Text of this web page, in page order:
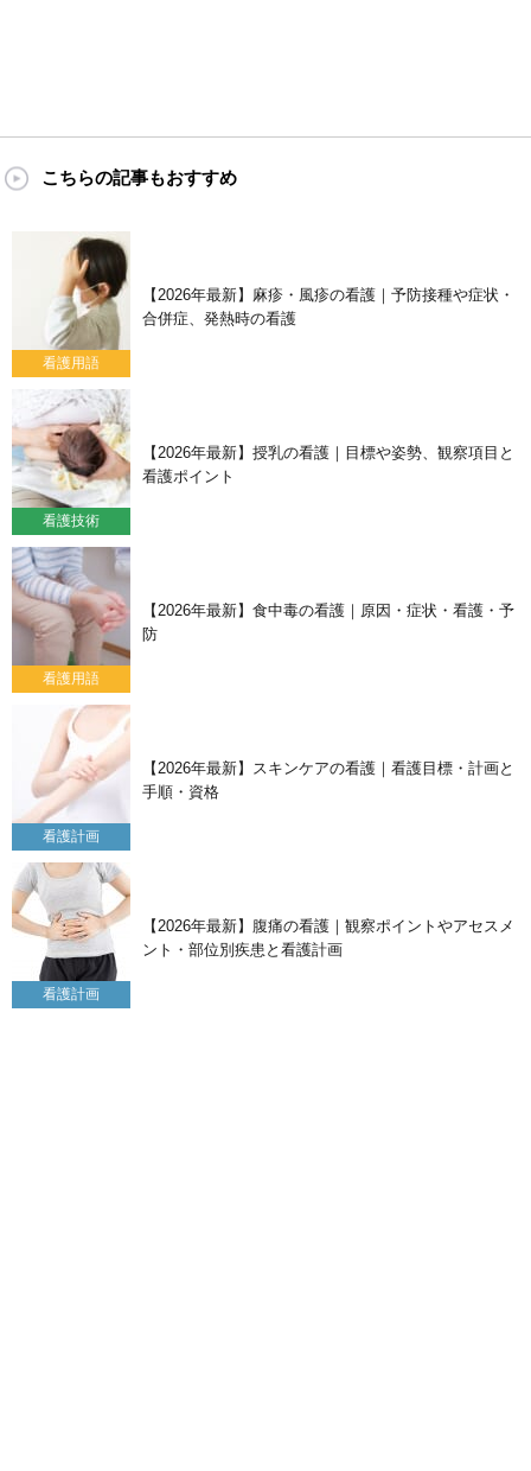
こちらの記事もおすすめ
看護用語
【2026年最新】麻疹・風疹の看護｜予防接種や症状・
合併症、発熱時の看護
看護技術
【2026年最新】授乳の看護｜目標や姿勢、観察項目と
看護ポイント
看護用語
【2026年最新】食中毒の看護｜原因・症状・看護・予
防
看護計画
【2026年最新】スキンケアの看護｜看護目標・計画と
手順・資格
看護計画
【2026年最新】腹痛の看護｜観察ポイントやアセスメ
ント・部位別疾患と看護計画